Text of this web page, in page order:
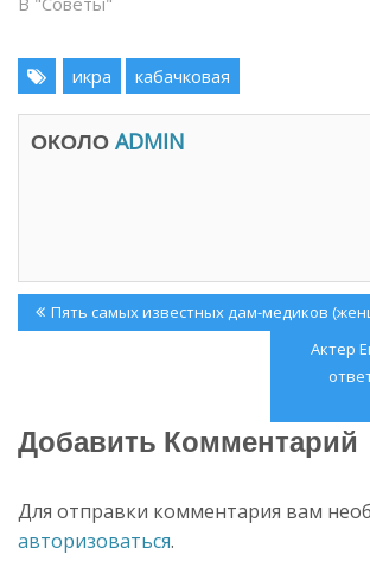
а
с
в
о
в
о
е
с
в
н
о
икра кабачковая
ОКОЛО ADMIN
Навигация
по
Previous
Post:
Пять самых известных дам-медиков
Next
Post:
Актер
Добавить Комментарий
Для отправки комментария вам
авторизоваться.